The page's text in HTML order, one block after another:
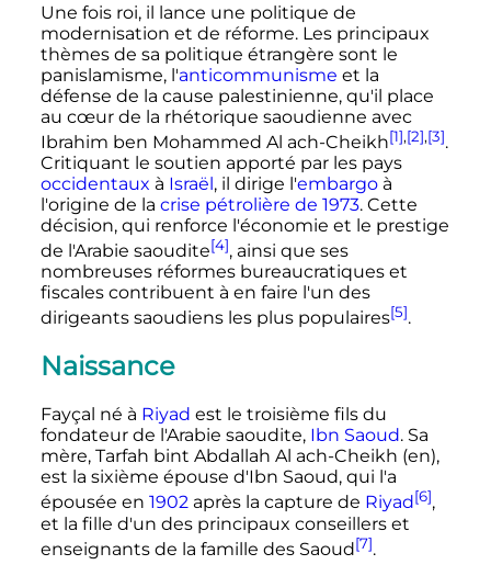
Une fois roi, il lance une politique de
modernisation et de réforme. Les principaux
thèmes de sa politique étrangère sont le
panislamisme, l'anticommunisme et la
défense de la cause palestinienne, qu'il place
au cœur de la rhétorique saoudienne avec
Ibrahim ben Mohammed Al ach-Cheikh[1],[2],[3].
Critiquant le soutien apporté par les pays
occidentaux à Israël, il dirige l'embargoà
l'origine de la crise pétrolière de 1973. Cette
décision, qui renforce l'économie et le prestige
de l'Arabie saoudite[4], ainsi que ses
nombreuses réformes bureaucratiques et
fiscales contribuent à en faire l'un des
dirigeants saoudiens les plus populaires[5].
Naissance
Fayçal né à Riyad est le troisième fils du
fondateur de l'Arabie saoudite, Ibn Saoud. Sa
mère, Tarfah bint Abdallah Al ach-Cheikh (en),
est la sixième épouse d'Ibn Saoud, qui l'a
épousée en 1902après la capture de Riyad[6],
et la fille d'un des principaux conseillers et
enseignants de la famille des Saoud[7].